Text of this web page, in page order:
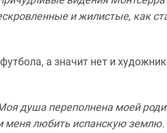
и жилистые, как
а значит нет и
душа переполнена моей
любить испанскую землю.